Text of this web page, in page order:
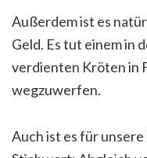
Außerdem ist es
Geld. Es tut einem in
verdienten Kröten in
wegzuwerfen.
Auch ist es für